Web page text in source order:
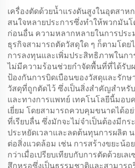
เครื่องตัดด้วยน้ำแรงดันสูงในอุตสาห
สนใจหลายประการซึ่งทำให้พวกมันโ
ก่อนอื่น ความหลากหลายในการปร
ธุรกิจสามารถตัดวัสดุใด ๆ ก็ตามโด
การลงทุนและเพิ่มประสิทธิภาพในก
ไม่มีความร้อนช่วยกำจัดพื้นที่ที่ได้รับ
ป้องกันการบิดเบือนของวัสดุและรั
วัสดุที่ถูกตัดไว้ ซึ่งเป็นสิ่งสำคัญสำหรั
และทางการแพทย์ เทคโนโลยีนี้มอบ
เยี่ยม โดยสามารถควบคุมขนาดได้อ
ที่เรียบลื่น ซึ่งมักจะไม่จำเป็นต้องมีก
ประหยัดเวลาและลดต้นทุนการผลิต
ต่อสิ่งแวดล้อม เช่น การสร้างขยะน้อ
กว่าเมื่อเปรียบเทียบกับการตัดด้วยเล